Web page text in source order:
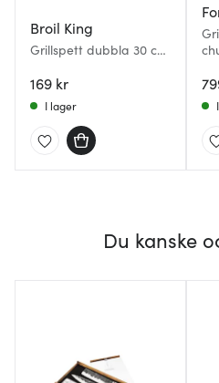
Broil King
Grillspett dubbla 30 cm
169 kr
I lager
Du kanske